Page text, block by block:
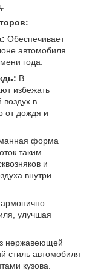
Обеспечивает
автомобиля
года.
В
избежать
воздух в
от дождя и
форма
таким
и
внутри
улучшая
нержавеющей
стиль автомобиля
кузова.